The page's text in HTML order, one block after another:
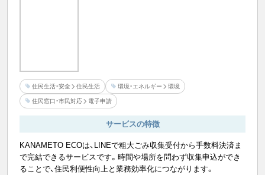
住民生活・安全 住民生活 環境・エネルギー 環境
住民窓口・市民対応 電子申請
サービスの特徴
KANAMETO ECOは、LINEで粗大ごみ収集受付から手数料決済ま
で完結できるサービスです。時間や場所を問わず収集申込ができ
ることで、住民利便性向上と業務効率化につながります。